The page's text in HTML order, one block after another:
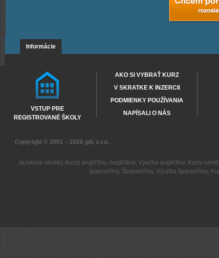
Informácie
VSTUP PRE
REGISTROVANÉ ŠKOLY
AKO SI VYBRAŤ KURZ
V SKRATKE K INZERCII
PODMIENKY POUŽÍVANIA
NAPÍSALI O NÁS
Copyright © 2001 – 2026 gdi, s.r.o.
Jazykové skúšky, Kurzy angličtiny, Angličtina, Výučba angličtiny, Kurzy
španielčiny, Španielčina, Výučba španielčiny,